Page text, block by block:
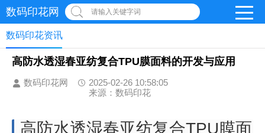
数码印花网 请输入关键字词
数码印花资讯
高防水透湿春亚纺复合TPU膜面料的开发与应用
数码印花网
2025-02-26 10:58:05
来源：数码印花
高防水透湿春亚纺复合TPU膜面